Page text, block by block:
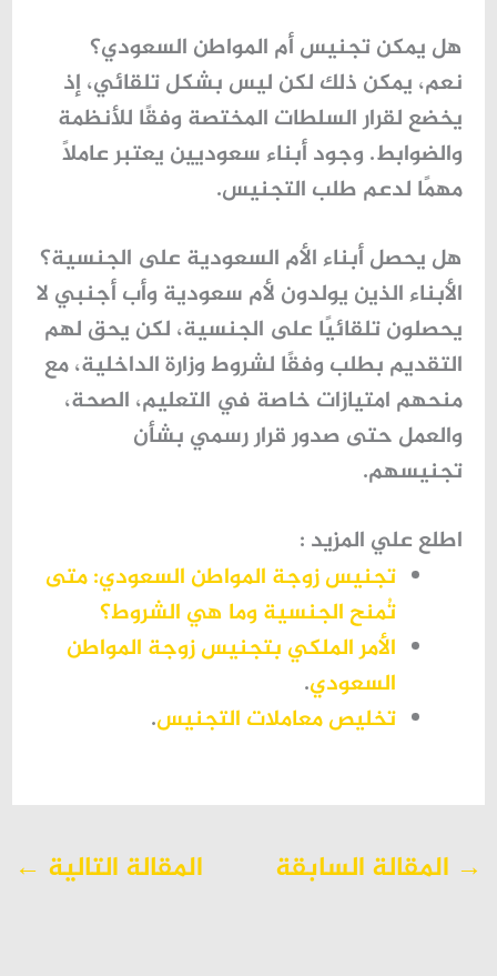
هل يمكن تجنيس أم المواطن السعودي؟
نعم، يمكن ذلك لكن ليس بشكل تلقائي، إذ
يخضع لقرار السلطات المختصة وفقًا للأنظمة
والضوابط. وجود أبناء سعوديين يعتبر عاملاً
مهمًا لدعم طلب التجنيس.
هل يحصل أبناء الأم السعودية على الجنسية؟
الأبناء الذين يولدون لأم سعودية وأب أجنبي لا
يحصلون تلقائيًا على الجنسية، لكن يحق لهم
التقديم بطلب وفقًا لشروط وزارة الداخلية، مع
منحهم امتيازات خاصة في التعليم، الصحة،
والعمل حتى صدور قرار رسمي بشأن
تجنيسهم.
اطلع علي المزيد :
تجنيس زوجة المواطن السعودي: متى
تُمنح الجنسية وما هي الشروط؟
الأمر الملكي بتجنيس زوجة المواطن
السعودي.
تخليص معاملات التجنيس.
→ المقالة السابقة المقالة التالية ←